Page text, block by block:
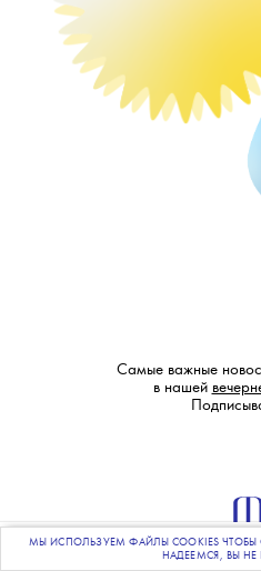
ПОДПИСЫВАЙТЕСЬНА
Самые важные
в нашей
МЫ ИСПОЛЬЗУЕМ ФАЙЛЫ COOKIES ЧТОБЫ
НАДЕЕМСЯ, ВЫ НЕ